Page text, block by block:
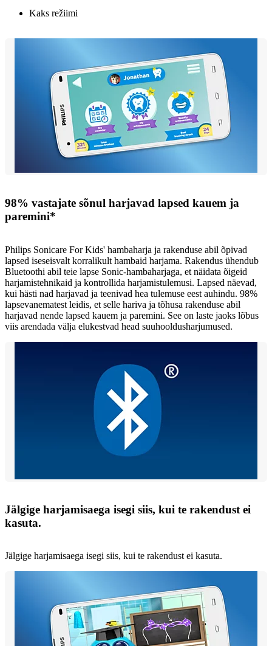
Kaks režiimi
98% vastajate sõnul harjavad lapsed kauem ja
paremini*
Philips Sonicare For Kids' hambaharja ja rakenduse abil õpivad
lapsed iseseisvalt korralikult hambaid harjama. Rakendus ühendub
Bluetoothi abil teie lapse Sonic-hambaharjaga, et näidata õigeid
harjamistehnikaid ja kontrollida harjamistulemusi. Lapsed näevad,
kui hästi nad harjavad ja teenivad hea tulemuse eest auhindu. 98%
lapsevanematest leidis, et selle hariva ja tõhusa rakenduse abil
harjavad nende lapsed kauem ja paremini. See on laste jaoks lõbus
viis arendada välja elukestvad head suuhooldusharjumused.
Jälgige harjamisaega isegi siis, kui te rakendust ei
kasuta.
Jälgige harjamisaega isegi siis, kui te rakendust ei kasuta.